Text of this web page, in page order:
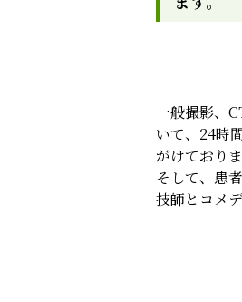
一般撮影、
いて、24時
がけておりま
そして、患
技師とコメ